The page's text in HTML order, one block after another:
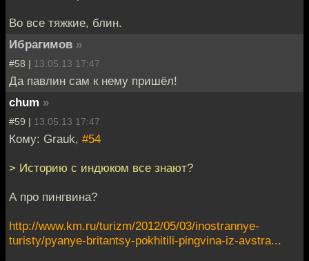
Во все тяжкие, блин.
Ибрагимов »
#58 | 13.05.13 17:47
Да павлин сам к нему пришёл!
chum »
#59 | 13.05.13 17:47
Кому: Grauk, #54
> Историю с индюком все знают?
А про пингвина?
http://www.km.ru/turizm/2012/05/03/inostrannye-
turisty/pyanye-britantsy-pokhitili-pingvina-iz-avstra...